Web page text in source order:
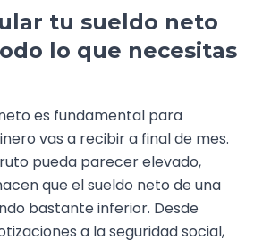
tu sueldo neto
lo que necesitas
es fundamental para
vas a recibir a final de mes.
pueda parecer elevado,
que el sueldo neto de una
bastante inferior. Desde
a la seguridad social,